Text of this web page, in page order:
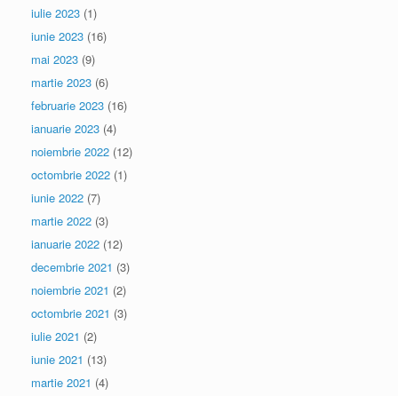
iulie 2023 (1)
iunie 2023 (16)
mai 2023 (9)
martie 2023 (6)
februarie 2023 (16)
ianuarie 2023 (4)
noiembrie 2022 (12)
octombrie 2022 (1)
iunie 2022 (7)
martie 2022 (3)
ianuarie 2022 (12)
decembrie 2021 (3)
noiembrie 2021 (2)
octombrie 2021 (3)
iulie 2021 (2)
iunie 2021 (13)
martie 2021 (4)